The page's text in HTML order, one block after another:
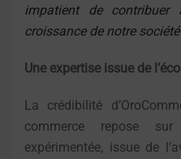
impatient de
croissance de notre
Une expertise issue de
La crédibilité
commerce repose
expérimentée, issue de